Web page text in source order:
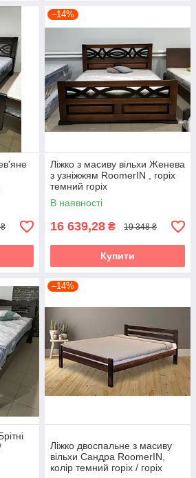
–14%
Ліжко з масиву вільхи Женева
з узніжжям RoomerIN , горіх
темний горіх
В наявності
16 639,28 ₴ 19 348 ₴
Купити
–14%
Ліжко двоспальне з масиву
вільхи Сандра RoomerIN,
колір темний горіх / горіх